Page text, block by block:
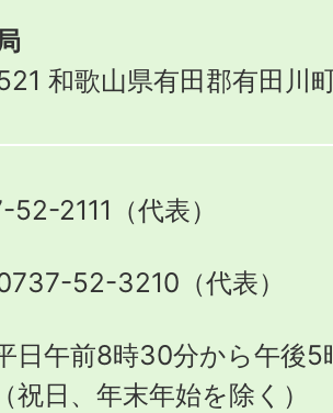
和歌山県有田郡有田川
2111（代表）
52-3210（代表）
日午前8時30分から午後5
（祝日、年末年始を除く）